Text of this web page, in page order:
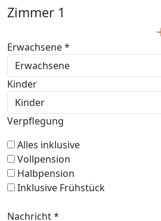
Zimmer 1
Erwachsene *
Kinder
Verpflegung
Alles inklusive
Vollpension
Halbpension
Inklusive Frühstück
Nachricht *